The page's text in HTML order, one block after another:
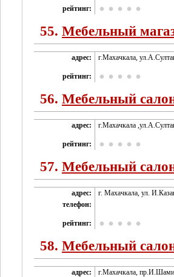
рейтинг:
55. Мебельный
адрес: г.Махачкала,
рейтинг:
56. Мебельный
адрес: г.Махачкала
рейтинг:
57. Мебельный
адрес:
г. Махачкала, ул.
телефон:
рейтинг:
58. Мебельный
адрес: г.Махачкала,